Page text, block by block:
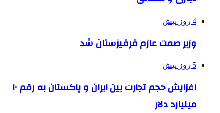
4 روز پیش
وزیر صمت عازم قرقیزستان شد
5 روز پیش
افزایش حجم تجارت بین ایران و پاکستان به رقم ۱۰
میلیارد دلار